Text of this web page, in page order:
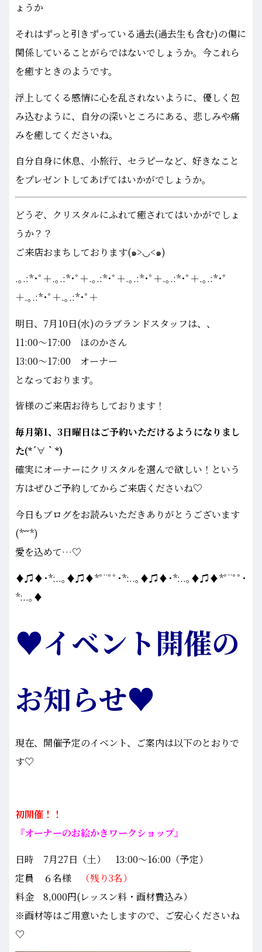
ょうか
それはずっと引きずっている過去(過去生も含む)の傷に
関係していることがらではないでしょうか。今これら
を癒すときのようです。
浮上してくる感情に心を乱されないように、優しく包
み込むように、自分の深いところにある、悲しみや痛
みを癒してくださいね。
自分自身に休息、小旅行、セラピーなど、好きなこと
をプレゼントしてあげてはいかがでしょうか。
どうぞ、クリスタルにふれて癒されてはいかがでしょ
うか？？
ご来店おまちしております(๑>◡<๑)
.｡.:*･ﾟ＋.｡.:*･ﾟ＋.｡.:*･ﾟ＋.｡.:*･ﾟ＋.｡.:*･ﾟ＋.｡.:*･ﾟ
＋.｡.:*･ﾟ＋.｡.:*･ﾟ＋
明日、7月10日(水)のラブランドスタッフは、、
11:00～17:00 ほのかさん
13:00～17:00 オーナー
となっております。
皆様のご来店お待ちしております！
毎月第1、3日曜日はご予約いただけるようになりまし
た(*´∀｀*)
確実にオーナーにクリスタルを選んで欲しい！という
方はぜひご予約してからご来店くださいね♡
今日もブログをお読みいただきありがとうございます
(*˘˘*)
愛を込めて…♡
♦♫♦･*:..｡♦♫♦*ﾟ¨ﾟﾟ･*:..｡♦♫♦･*:..｡♦♫♦*ﾟ¨ﾟﾟ･
*:..｡♦
♥イベント開催の
お知らせ♥
現在、開催予定のイベント、ご案内は以下のとおりで
す♡
初開催！！
『オーナーのお絵かきワークショップ』
日時 7月27日（土） 13:00～16:00（予定）
定員 ６名様
（残り3名）
料金 8,000円(レッスン料・画材費込み）
※画材等はご用意いたしますので、ご安心くださいね
♡